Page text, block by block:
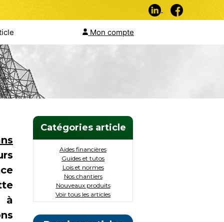
Mon compte
à
Catégories article
Aides financières
Guides et tutos
Lois et normes
Nos chantiers
Nouveaux produits
Voir tous les articles